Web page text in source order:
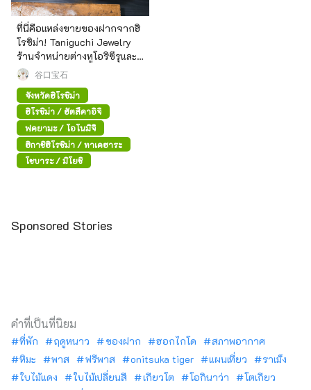
ที่นี่คือแหล่งขายของฝากจากฮิ
โรชิม่า! Taniguchi Jewelry
ร้านจำหน่ายต่างหูโอริซึรุและ
เครื่องประดับไข่มุกญี่ปุ่น
谷口宝石
จังหวัดฮิโรชิม่า
ฮิโรชิม่า / ฮัตสึคาอิจิ
ฟุคุยามะ / โอโนมิจิ
ฮิกาชิฮิโรชิม่า / ทาเคฮาระ
โชบาระ / มิโยชิ
Sponsored Stories
คำที่เป็นที่นิยม
ที่พัก ฤดูหนาว ของฝาก ฮอกไกโด
สภาพอากาศ
หิมะ
พาส ฟรีพาส onitsuka tiger แผนเที่ยว
ราเม็ง
ใบไม้แดง
ใบไม้เปลี่ยนสี เกียวโต โอกินาว่า
โตเกียว